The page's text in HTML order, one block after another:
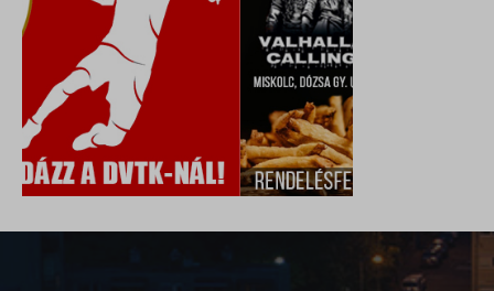
SLO_wptGlobTipTmp
sm_spd_caution
ssm_au_c